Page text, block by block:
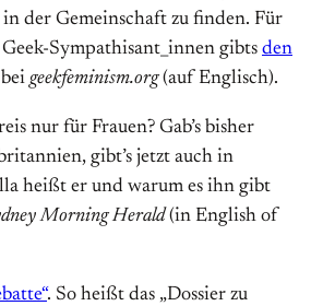
der Gemeinschaft zu finden. Für
Sympathisant_innen gibts den
bei geekfeminism.org(auf Englisch).
nur für Frauen? Gab’s bisher
gibt’s jetzt auch in
heißt er und warum es ihn gibt
Morning Herald(in English of
. So heißt das „Dossier zu